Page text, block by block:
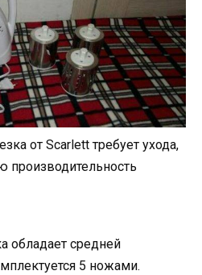
от Scarlett требует ухода,
производительность
обладает средней
5 ножами.